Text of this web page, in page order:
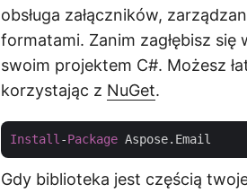
obsługa załączników,
formatami. Zanim zagłębisz
swoim projektem C#. Możesz
korzystając z NuGet.
Install -Package
Gdy biblioteka jest częścią